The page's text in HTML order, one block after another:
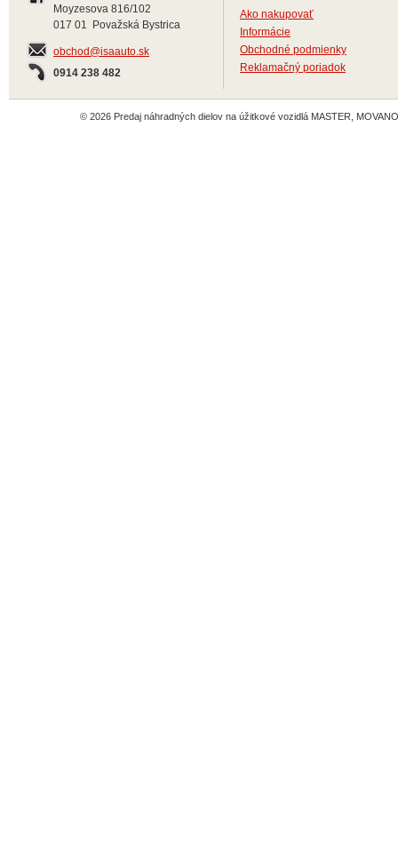
Moyzesova 816/102
017 01 Považská Bystrica
obchod@isaauto.sk
0914 238 482
Ako nakupovať
Informácie
Obchodné podmienky
Reklamačný poriadok
© 2026 Predaj náhradných dielov na úžitkové vozidlá MASTER,